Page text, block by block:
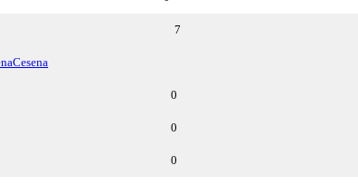
7
Cesena
0
0
0